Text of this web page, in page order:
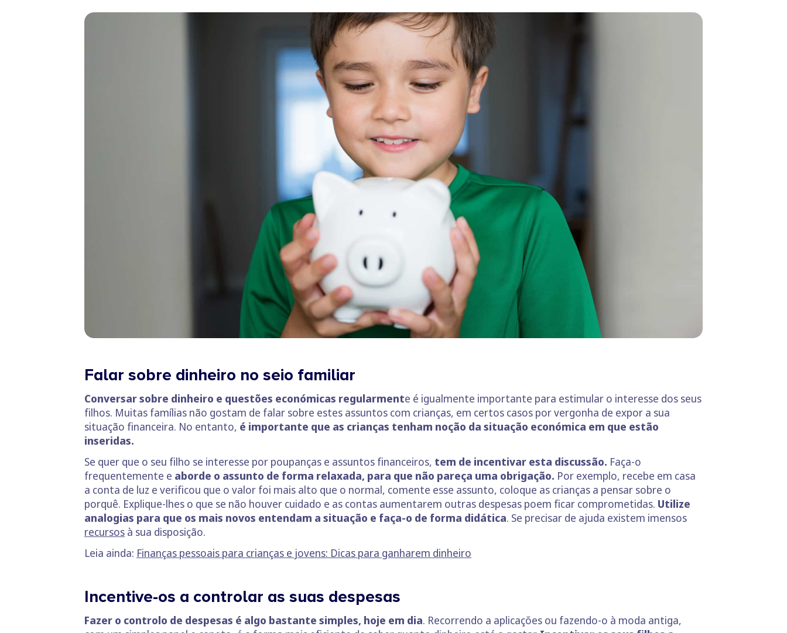
Falar sobre dinheiro no seio familiar
Conversar sobre dinheiro e questões económicas regularmente é igualmente importante para estimular o interesse dos seus
filhos. Muitas famílias não gostam de falar sobre estes assuntos com crianças, em certos casos por vergonha de expor a sua
situação financeira. No entanto, é importante que as crianças tenham noção da situação económica em que estão
inseridas.
Se quer que o seu filho se interesse por poupanças e assuntos financeiros, tem de incentivar esta discussão. Faça-o
frequentemente e aborde o assunto de forma relaxada, para que não pareça uma obrigação. Por exemplo, recebe em casa
a conta de luz e verificou que o valor foi mais alto que o normal, comente esse assunto, coloque as crianças a pensar sobre o
porquê. Explique-lhes o que se não houver cuidado e as contas aumentarem outras despesas poem ficar comprometidas. Utilize
analogias para que os mais novos entendam a situação e faça-o de forma didática. Se precisar de ajuda existem imensos
recursos à sua disposição.
Leia ainda: Finanças pessoais para crianças e jovens: Dicas para ganharem dinheiro
Incentive-os a controlar as suas despesas
Fazer o controlo de despesas é algo bastante simples, hoje em dia. Recorrendo a aplicações ou fazendo-o à moda antiga,